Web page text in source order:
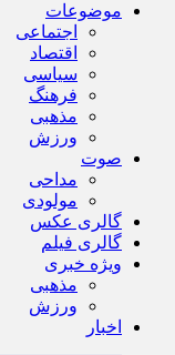
موضوعات
اجتماعی
اقتصاد
سیاسی
فرهنگ
مذهبی
ورزش
صوت
مداحی
مولودی
گالری عکس
گالری فیلم
ویژه خبری
مذهبی
ورزش
اخبار